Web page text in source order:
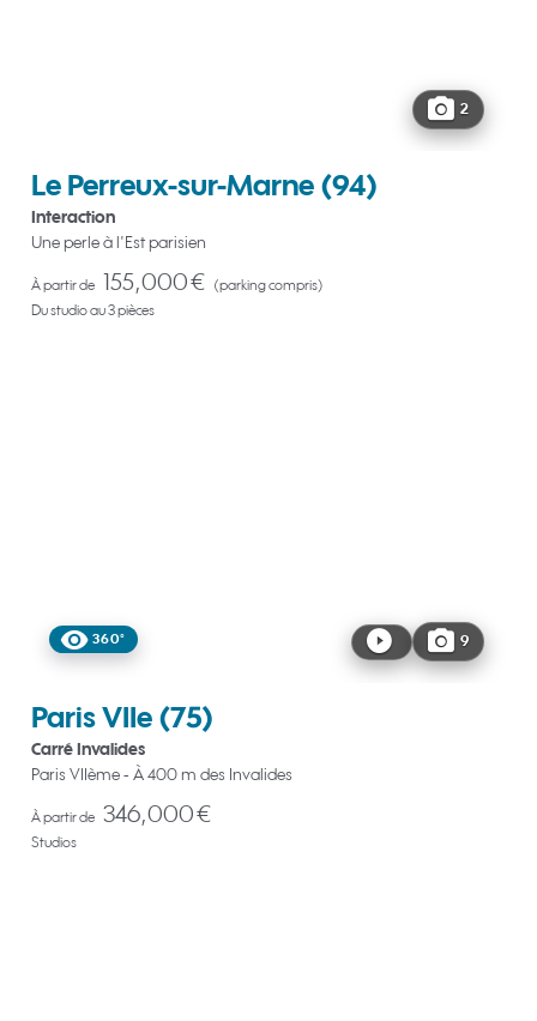
2
Le Perreux-sur-Marne (94)
Interaction
Une perle à l'Est parisien
À partir de 155,000 € (parking compris)
Du studio au 3 pièces
360° 9
Paris VIIe (75)
Carré Invalides
Paris VIIème - À 400 m des Invalides
À partir de 346,000 €
Studios